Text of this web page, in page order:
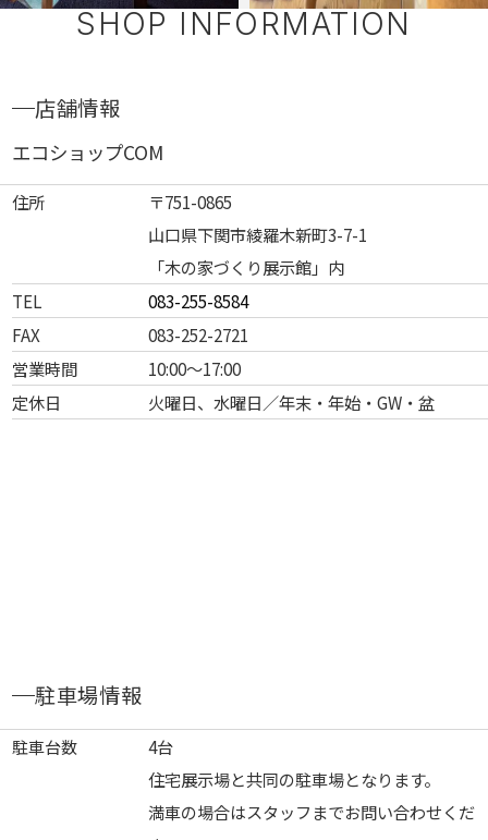
SHOP INFORMATION
店舗情報
エコショップCOM
住所
〒751-0865
山口県下関市綾羅木新町3-7-1
「木の家づくり展示館」内
TEL
083-255-8584
FAX
083-252-2721
営業時間
10:00～17:00
定休日
火曜日、水曜日／年末・年始・GW・盆
駐車場情報
駐車台数
4台
住宅展示場と共同の駐車場となります。
満車の場合はスタッフまでお問い合わせくだ